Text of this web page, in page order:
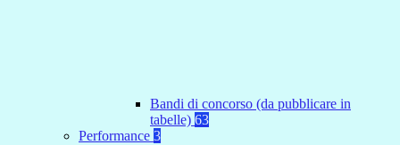
Bandi di concorso (da pubblicare in
tabelle) 63
Performance 3